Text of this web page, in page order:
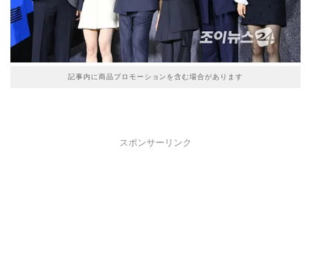
記事内に商品プロモーションを含む場合があります
スポンサーリンク